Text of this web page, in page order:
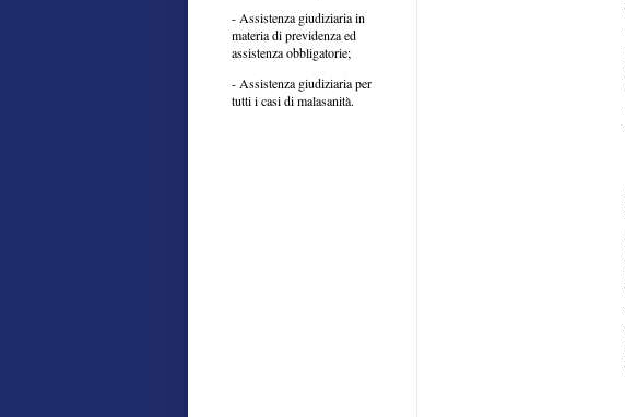
- Assistenza giudiziaria in
materia di previdenza ed
assistenza obbligatorie;
- Assistenza giudiziaria per
tutti i casi di malasanità.